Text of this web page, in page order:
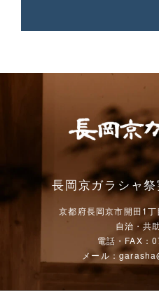
長岡京ガラシャ
京都府長岡京市開田1
自治・共
電話・FAX：
メール：